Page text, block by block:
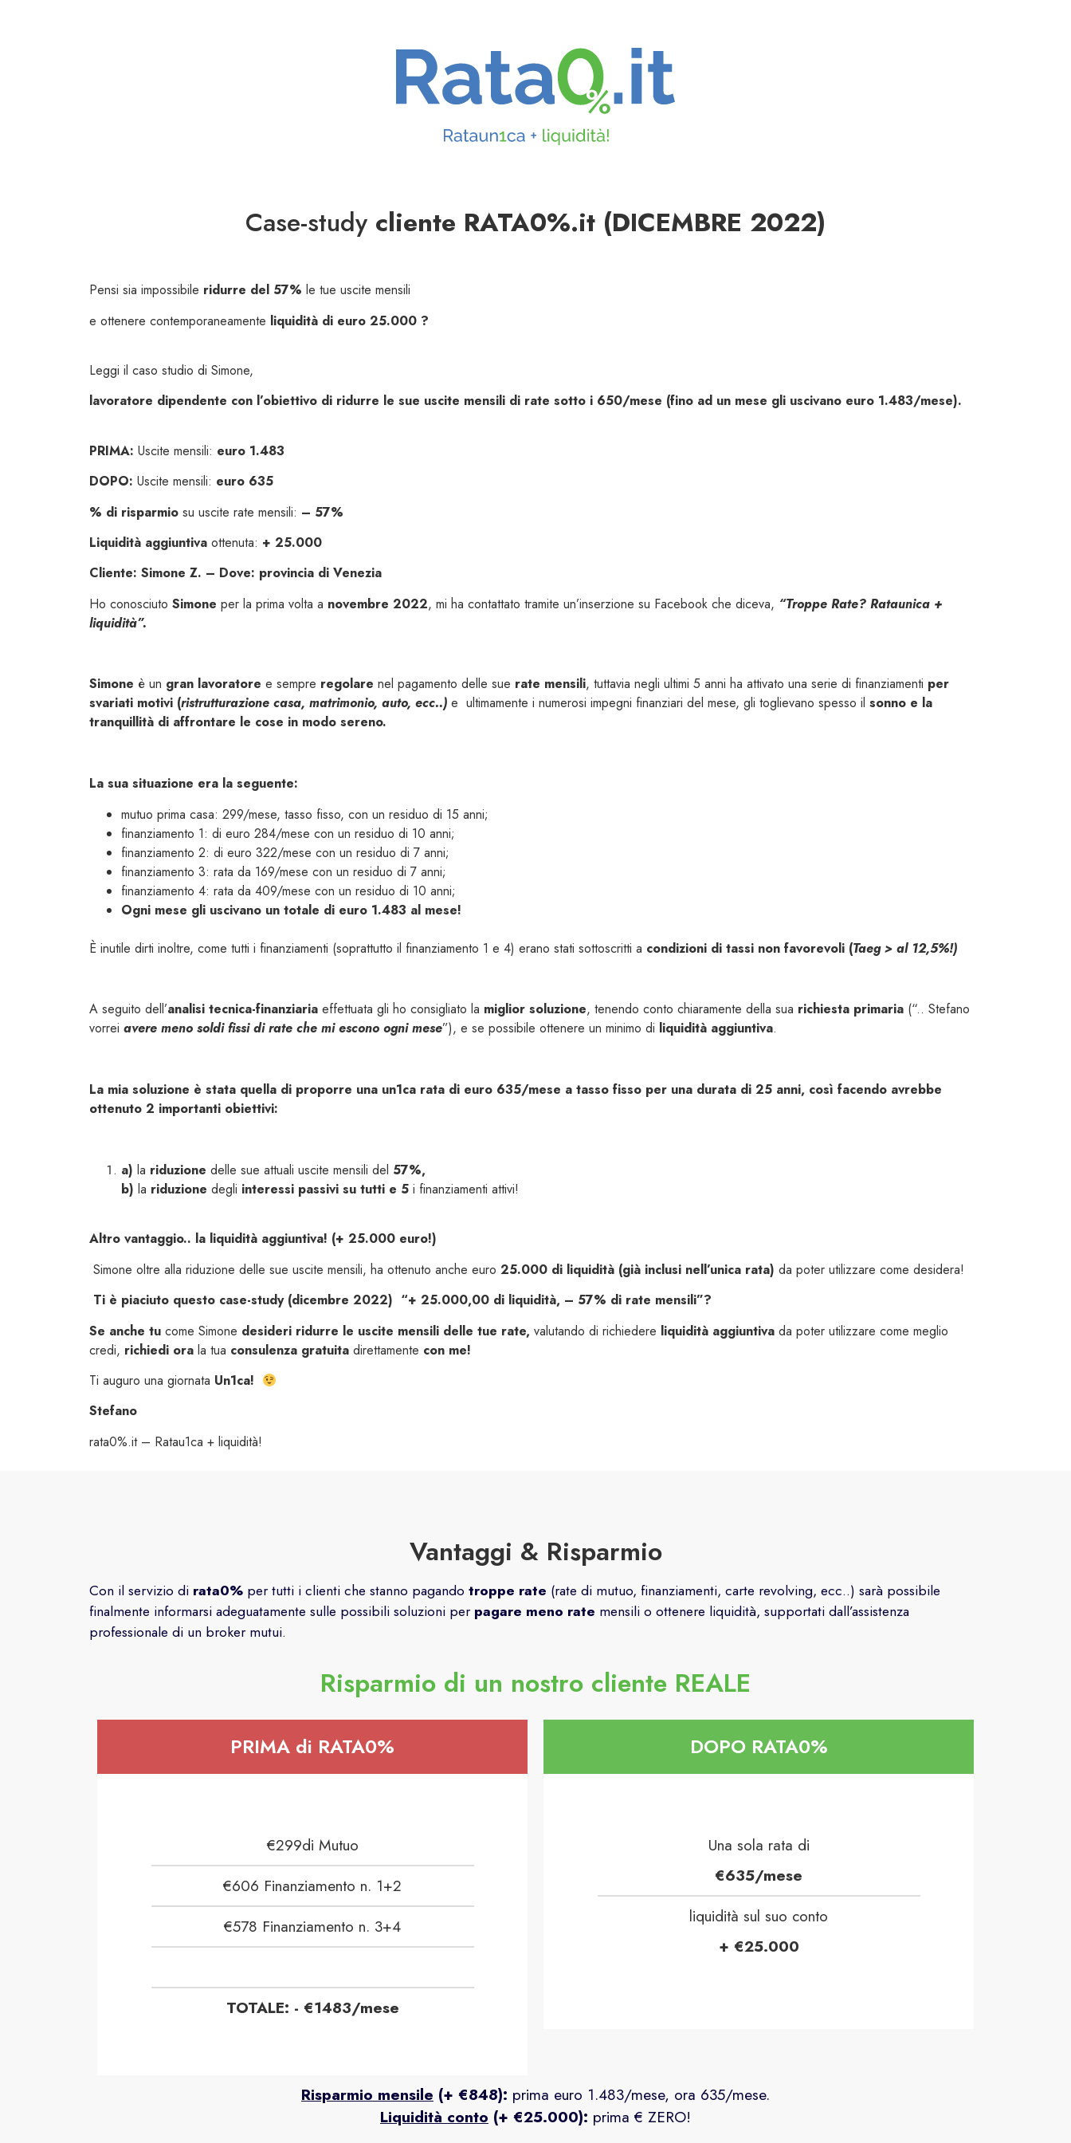
Case-study cliente RATA0%.it (DICEMBRE 2022)
Pensi sia impossibile ridurre del 57% le tue uscite mensili
e ottenere contemporaneamente liquidità di euro 25.000 ?
Leggi il caso studio di Simone,
lavoratore dipendente con l’obiettivo di ridurre le sue uscite mensili di rate sotto i 650/mese (fino ad un mese gli uscivano euro 1.483/mese).
PRIMA: Uscite mensili: euro 1.483
DOPO: Uscite mensili: euro 635
% di risparmio su uscite rate mensili: – 57%
Liquidità aggiuntiva ottenuta: + 25.000
Cliente: Simone Z. – Dove: provincia di Venezia
Ho conosciuto Simone per la prima volta a novembre 2022, mi ha contattato tramite un’inserzione su Facebook che diceva, “Troppe Rate? Rataunica +
liquidità”.
Simone è un gran lavoratore e sempre regolare nel pagamento delle sue rate mensili, tuttavia negli ultimi 5 anni ha attivato una serie di finanziamenti per
svariati motivi (ristrutturazione casa, matrimonio, auto, ecc..) e ultimamente i numerosi impegni finanziari del mese, gli toglievano spesso il sonno e la
tranquillità di affrontare le cose in modo sereno.
La sua situazione era la seguente:
mutuo prima casa: 299/mese, tasso fisso, con un residuo di 15 anni;
finanziamento 1: di euro 284/mese con un residuo di 10 anni;
finanziamento 2: di euro 322/mese con un residuo di 7 anni;
finanziamento 3: rata da 169/mese con un residuo di 7 anni;
finanziamento 4: rata da 409/mese con un residuo di 10 anni;
Ogni mese gli uscivano un totale di euro 1.483 al mese!
È inutile dirti inoltre, come tutti i finanziamenti (soprattutto il finanziamento 1 e 4) erano stati sottoscritti a condizioni di tassi non favorevoli (Taeg > al 12,5%!)
A seguito dell’analisi tecnica-finanziaria effettuata gli ho consigliato la miglior soluzione, tenendo conto chiaramente della sua richiesta primaria (“.. Stefano
vorrei avere meno soldi fissi di rate che mi escono ogni mese”), e se possibile ottenere un minimo di liquidità aggiuntiva.
La mia soluzione è stata quella di proporre una un1ca rata di euro 635/mese a tasso fisso per una durata di 25 anni, così facendo avrebbe
ottenuto 2 importanti obiettivi:
a) la riduzione delle sue attuali uscite mensili del 57%,
b) la riduzione degli interessi passivi su tutti e 5 i finanziamenti attivi!
Altro vantaggio.. la liquidità aggiuntiva! (+ 25.000 euro!)
Simone oltre alla riduzione delle sue uscite mensili, ha ottenuto anche euro 25.000 di liquidità (già inclusi nell’unica rata) da poter utilizzare come desidera!
Ti è piaciuto questo case-study (dicembre 2022) “+ 25.000,00 di liquidità, – 57% di rate mensili”?
Se anche tu come Simone desideri ridurre le uscite mensili delle tue rate, valutando di richiedere liquidità aggiuntiva da poter utilizzare come meglio
credi, richiedi ora la tua consulenza gratuita direttamente con me!
Ti auguro una giornata Un1ca!
Stefano
rata0%.it – Ratau1ca + liquidità!
Vantaggi & Risparmio
Con il servizio di rata0% per tutti i clienti che stanno pagando troppe rate (rate di mutuo, finanziamenti, carte revolving, ecc..) sarà possibile
finalmente informarsi adeguatamente sulle possibili soluzioni perpagare meno rate mensili o ottenere liquidità, supportati dall’assistenza
professionale di un broker mutui.
Risparmio di un nostro cliente REALE
PRIMA di RATA0%
€299di Mutuo
€606 Finanziamento n. 1+2
€578 Finanziamento n. 3+4
TOTALE: - €1483/mese
DOPO RATA0%
Una sola rata di
€635/mese
liquidità sul suo conto
+ €25.000
Risparmio mensile (+ €848): prima euro 1.483/mese, ora 635/mese.
Liquidità conto (+ €25.000): prima € ZERO!